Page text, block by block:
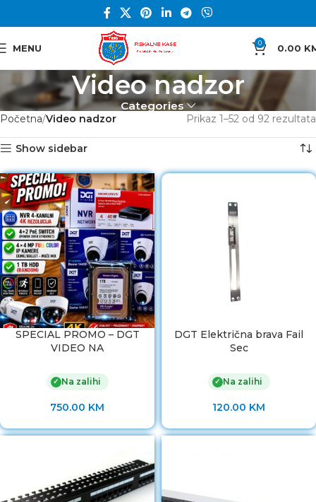
MENU 0 0.00
Video nadzor
Categories
Početna Video nadzor Prikaz 1–52 od 92 rezultata
Show sidebar
SPECIAL PROMO – DGT
VIDEO NA
✓ Na zalihi
750.00 KM
DGT Električna brava Fail
Sec
✓ Na zalihi
120.00 KM